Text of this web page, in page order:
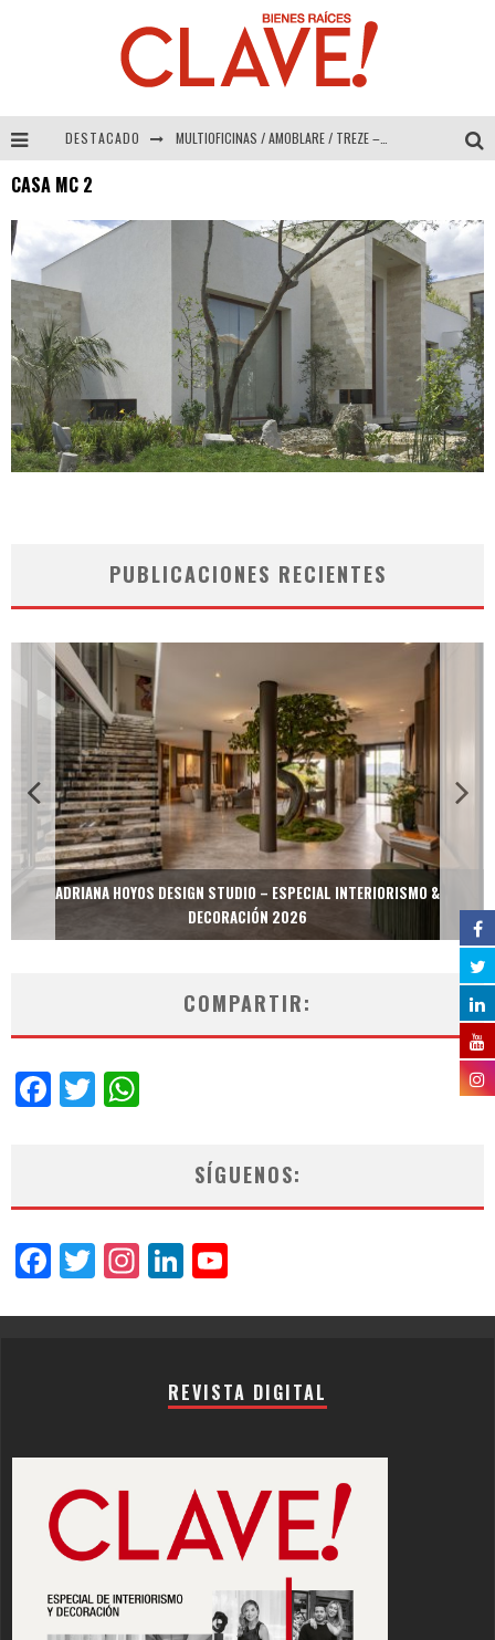
DESTACADO MULTIOFICINAS / AMOBLARE / TREZE – Especial Interiorismo & Decoración 2026
COLINEAL – Especial Interiorismo & Decoración 2026
CASA MC 2
PUBLICACIONES RECIENTES
ADRIANA HOYOS DESIGN STUDIO – ESPECIAL INTERIORISMO &
DECORACIÓN 2026
COMPARTIR:
Facebook
Twitter
SÍGUENOS:
Facebook
Twitter
Instagram
LinkedIn
REVISTA DIGITAL